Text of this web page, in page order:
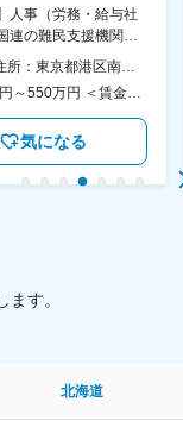
人事（労務・給与社
の難民支援機関の
る日本公式支援窓口
用前提
気になる
す。
北海道